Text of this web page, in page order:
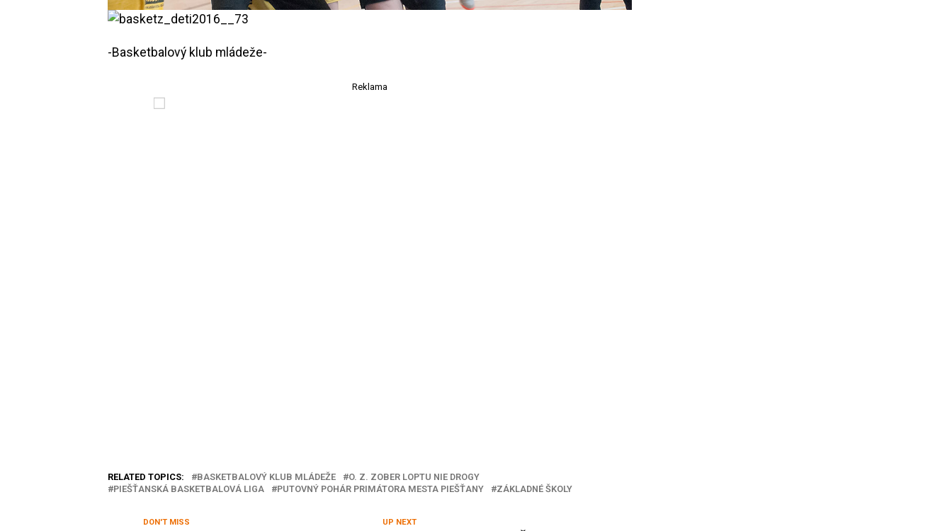
-Basketbalový klub mládeže-
Reklama
RELATED TOPICS: BASKETBALOVÝ KLUB MLÁDEŽE
O. Z. ZOBER LOPTU NIE DROGY
PIEŠŤANSKÁ BASKETBALOVÁ LIGA
PUTOVNÝ POHÁR PRIMÁTORA MESTA PIEŠŤANY ZÁKLADNÉ ŠKOLY
UP NEXT
DON'T MISS